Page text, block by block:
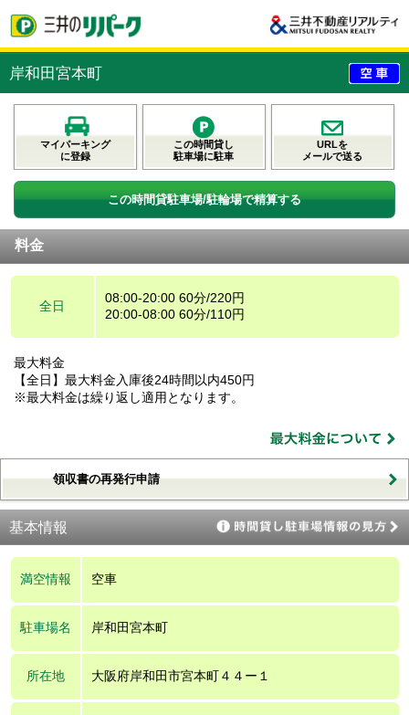
岸和田宮本町
マイパーキング
に登録
この時間貸し
駐車場に駐車
URLを
メールで送る
この時間貸駐車場/駐輪場で精算する
料金
全日
08:00-20:00 60分/220円
20:00-08:00 60分/110円
最大料金
【全日】最大料金入庫後24時間以内450円
※最大料金は繰り返し適用となります。
領収書の再発行申請
基本情報
満空情報 空車
駐車場名 岸和田宮本町
所在地 大阪府岸和田市宮本町４４ー１